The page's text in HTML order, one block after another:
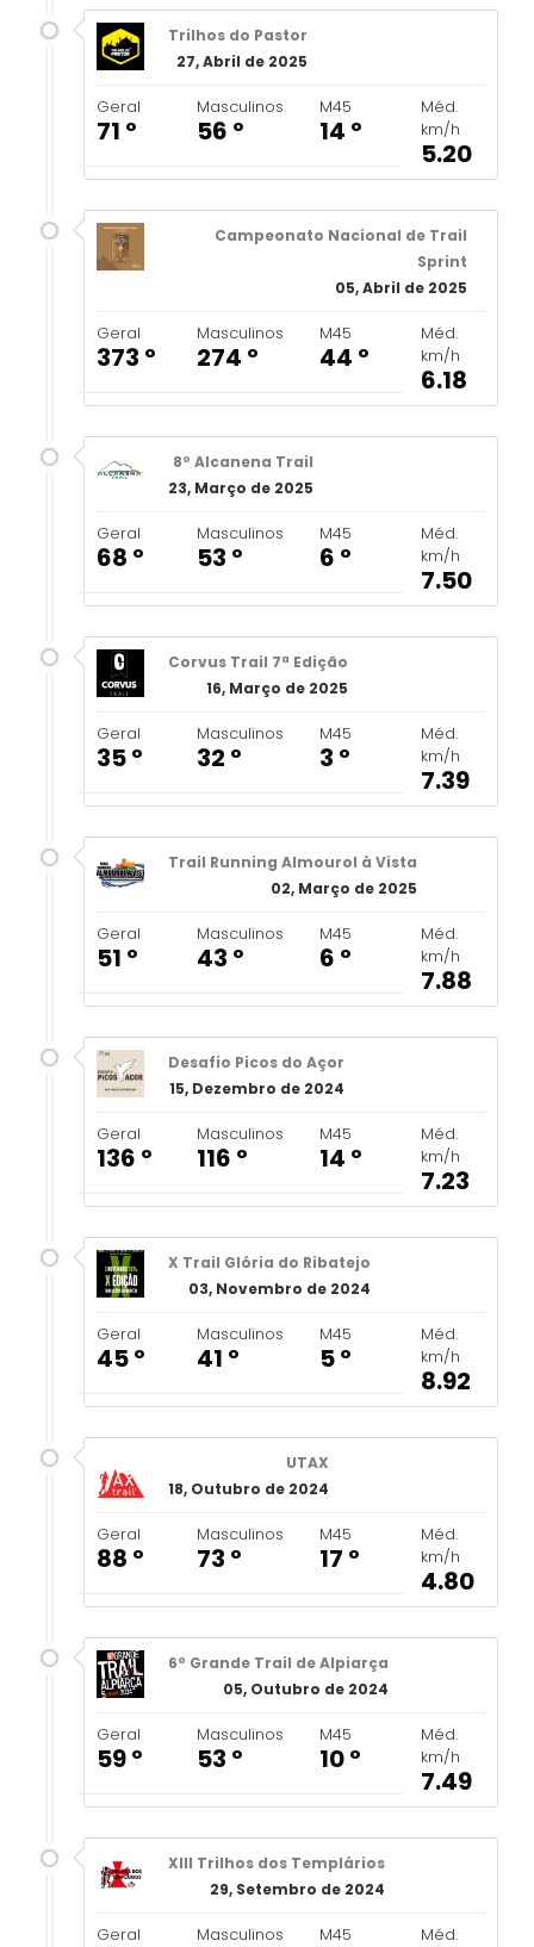
Trilhos do Pastor
27, Abril de 2025
Geral
71 º
Masculinos
56 º
M45
14 º
Méd.
km/h
5.20
Campeonato Nacional de Trail
Sprint
05, Abril de 2025
Geral
373 º
Masculinos
274 º
M45
44 º
Méd.
km/h
6.18
8º Alcanena Trail
23, Março de 2025
Geral
68 º
Masculinos
53 º
M45
6 º
Méd.
km/h
7.50
Corvus Trail 7ª Edição
16, Março de 2025
Geral
35 º
Masculinos
32 º
M45
3 º
Méd.
km/h
7.39
Trail Running Almourol à Vista
02, Março de 2025
Geral
51 º
Masculinos
43 º
M45
6 º
Méd.
km/h
7.88
Desafio Picos do Açor
15, Dezembro de 2024
Geral
136 º
Masculinos
116 º
M45
14 º
Méd.
km/h
7.23
X Trail Glória do Ribatejo
03, Novembro de 2024
Geral
45 º
Masculinos
41 º
M45
5 º
Méd.
km/h
8.92
UTAX
18, Outubro de 2024
Geral
88 º
Masculinos
73 º
M45
17 º
Méd.
km/h
4.80
6º Grande Trail de Alpiarça
05, Outubro de 2024
Geral
59 º
Masculinos
53 º
M45
10 º
Méd.
km/h
7.49
XIII Trilhos dos Templários
29, Setembro de 2024
Geral Masculinos M45
Méd.